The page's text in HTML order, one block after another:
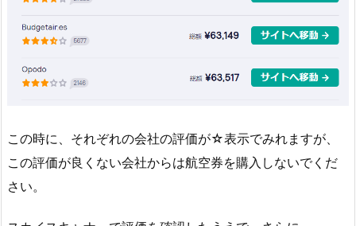
この時に、それぞれの会社の評価が☆表示でみれますが、
この評価が良くない会社からは航空券を購入しないでくだ
さい。